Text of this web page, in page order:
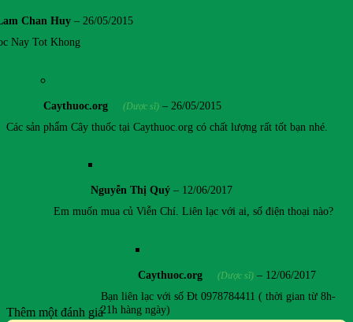
Chan Huy – 26/05/2015
Nay Tot Khong
Caythuoc.org (Dược sĩ) – 26/05/2015
Các sản phẩm Cây thuốc tại Caythuoc.org có chất lượng rất tốt bạn nhé.
Nguyễn Thị Quý – 12/06/2017
Em muốn mua củ Viễn Chí. Liên lạc với ai, số điện thoại nào?
Caythuoc.org (Dược sĩ) – 12/06/2017
Bạn liên lạc với số Đt 0978784411 ( thời gian từ 8h-
21h hàng ngày)
Thêm một đánh giá